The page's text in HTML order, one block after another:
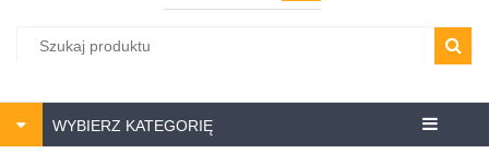
Centrum
WYBIERZ KATEGORIĘ